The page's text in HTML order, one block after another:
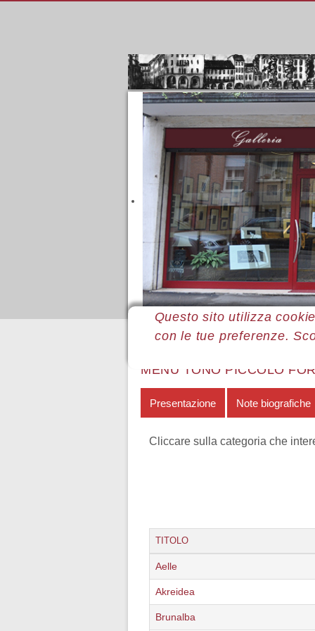
Questo sito utilizza
con le tue preferenze.
Sei qui: Home Le mostre
MENÙ TONO PICCOLO
Presentazione Note biografiche
Cliccare sulla categoria che
TITOLO
Aelle
Akreidea
Brunalba